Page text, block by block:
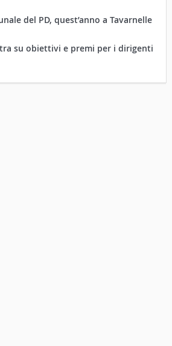
del PD, quest’anno a Tavarnelle
su obiettivi e premi per i dirigenti